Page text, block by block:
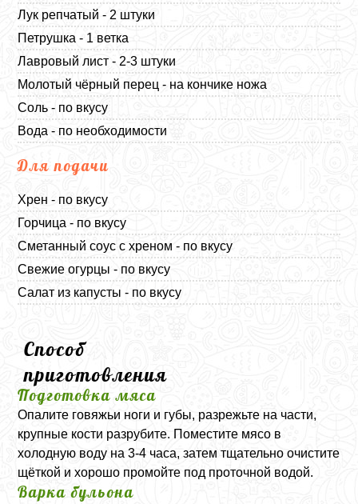
Лук репчатый - 2 штуки
Петрушка - 1 ветка
Лавровый лист - 2-3 штуки
Молотый чёрный перец - на кончике ножа
Соль - по вкусу
Вода - по необходимости
Для подачи
Хрен - по вкусу
Горчица - по вкусу
Сметанный соус с хреном - по вкусу
Свежие огурцы - по вкусу
Салат из капусты - по вкусу
Способ
приготовления
Подготовка мяса
Опалите говяжьи ноги и губы, разрежьте на части,
крупные кости разрубите. Поместите мясо в
холодную воду на 3-4 часа, затем тщательно очистите
щёткой и хорошо промойте под проточной водой.
Варка бульона